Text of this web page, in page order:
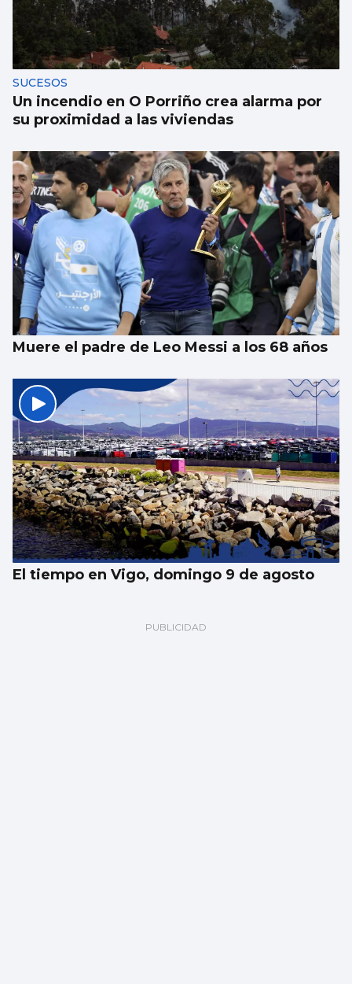
Galicia gana más de 15.000 habitantes en el
último año gracias a la llegada de
migrantes
SUCESOS
Un incendio en O Porriño crea alarma por
su proximidad a las viviendas
Muere el padre de Leo Messi a los 68 años
El tiempo en Vigo, domingo 9 de agosto